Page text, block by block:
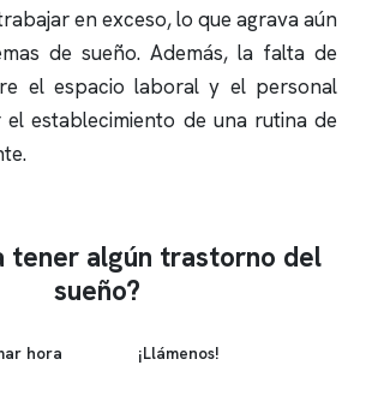
en exceso, lo que agrava aún
de sueño. Además, la falta de
el espacio laboral y el personal
establecimiento de una rutina de
tener algún trastorno del
sueño?
hora ¡Llámenos!